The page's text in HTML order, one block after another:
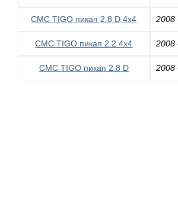
CMC TIGO пикап 2.8 D 4x4 2008
CMC TIGO пикап 2.2 4x4 2008
CMC TIGO пикап 2.8 D 2008